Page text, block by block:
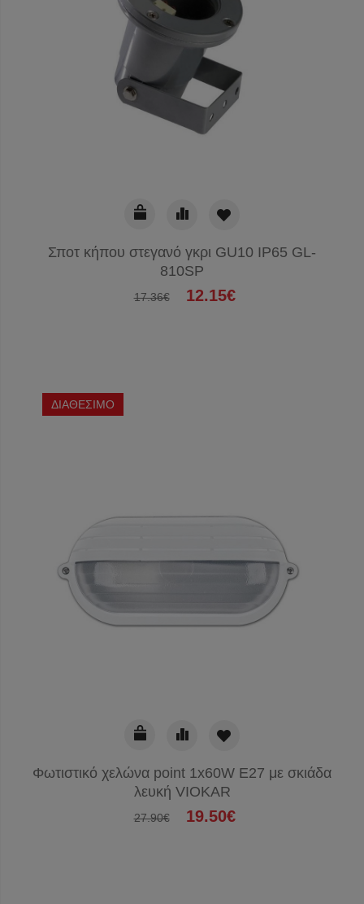
Σποτ κήπου στεγανό γκρι GU10 IP65 GL-
810SP
17.36€ 12.15€
ΔΙΑΘΕΣΙΜΟ
Φωτιστικό χελώνα point 1x60W E27 με σκιάδα
λευκή VIOKAR
27.90€ 19.50€